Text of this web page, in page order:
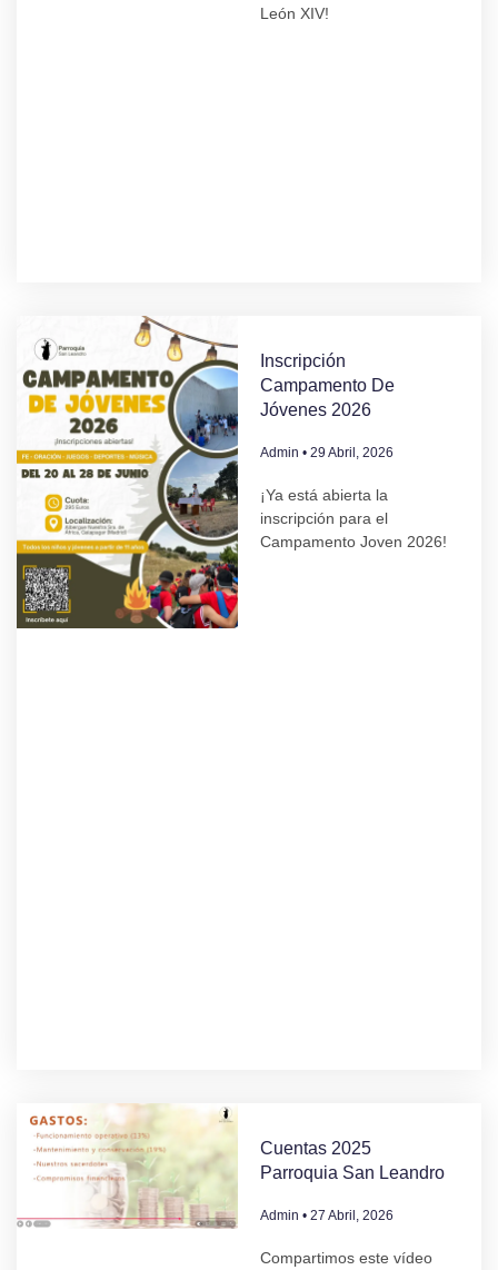
León XIV!
Inscripción
Campamento De
Jóvenes 2026
Admin 29 Abril, 2026
¡Ya está abierta la
inscripción para el
Campamento Joven 2026!
Cuentas 2025
Parroquia San Leandro
Admin 27 Abril, 2026
Compartimos este vídeo